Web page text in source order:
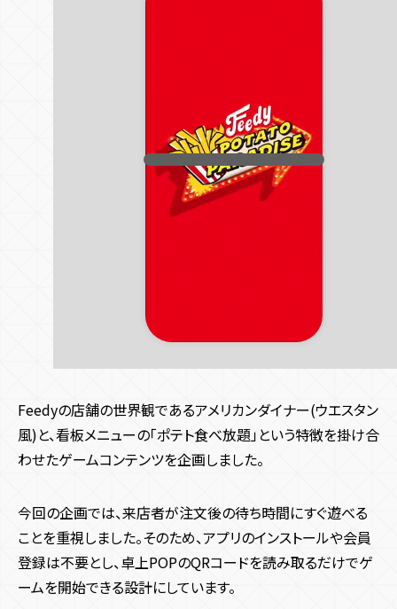
Feedyの店舗の世界観であるアメリカンダイナー(ウエスタン
風)と、看板メニューの「ポテト食べ放題」という特徴を掛け合
わせたゲームコンテンツを企画しました。
今回の企画では、来店者が注文後の待ち時間にすぐ遊べる
ことを重視しました。そのため、アプリのインストールや会員
登録は不要とし、卓上POPのQRコードを読み取るだけでゲ
ームを開始できる設計にしています。